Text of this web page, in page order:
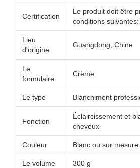
Certification
Le produit doit être
conditions suivantes:
Lieu
d'origine
Guangdong, Chine
Le
formulaire
Crème
Le type Blanchiment
Fonction
Éclaircissement et
cheveux
Couleur Blanc ou sur mesure
Le volume 300 g